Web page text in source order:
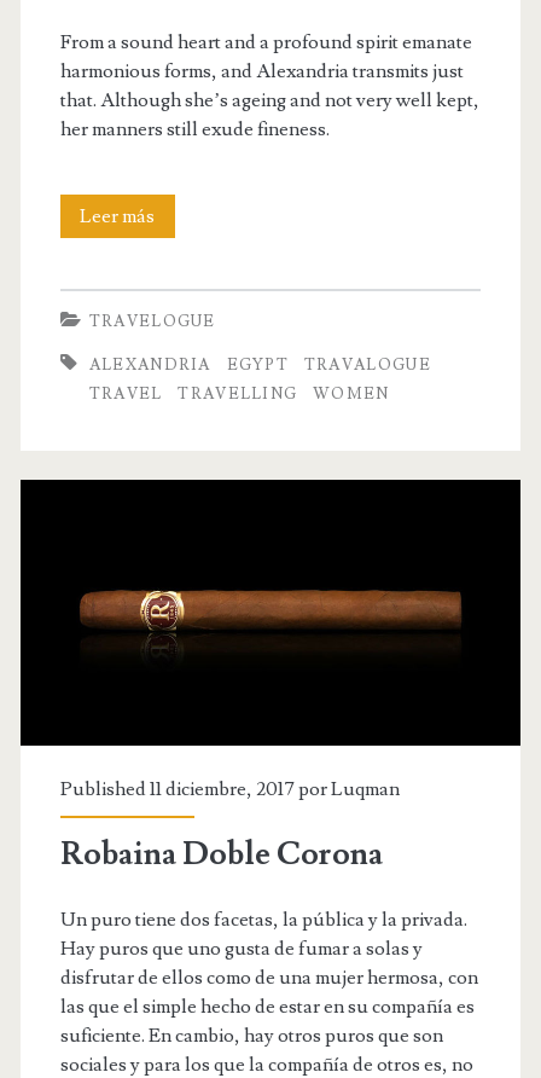
From a sound heart and a profound spirit emanate
harmonious forms, and Alexandria transmits just
that. Although she’s ageing and not very well kept,
her manners still exude fineness.
Leer más
TRAVELOGUE
ALEXANDRIA EGYPT
TRAVALOGUE
TRAVEL
TRAVELLING WOMEN
Published 11 diciembre, 2017 porLuqman
Robaina Doble Corona
Un puro tiene dos facetas, la pública y la privada.
Hay puros que uno gusta de fumar a solas y
disfrutar de ellos como de una mujer hermosa, con
las que el simple hecho de estar en su compañía es
suficiente. En cambio, hay otros puros que son
sociales y para los que la compañía de otros es, no